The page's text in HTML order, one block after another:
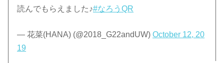
読んでもらえました♪#なろうQR
— 花菜(HANA) (@2018_G22andUW)October 12, 20
19